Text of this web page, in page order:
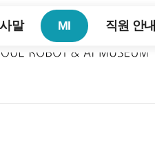
말 MI
택
됨
직원 안내